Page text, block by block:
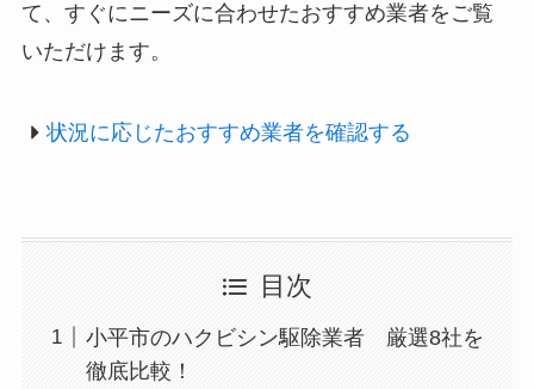
て、すぐにニーズに合わせたおすすめ業者をご覧
いただけます。
状況に応じたおすすめ業者を確認する
目次
小平市のハクビシン駆除業者 厳選8社を
徹底比較！